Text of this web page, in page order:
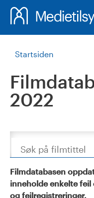
Startsiden
2022
Søk
Filmdatabasen
inneholde enkelte
og feilregistreringer.